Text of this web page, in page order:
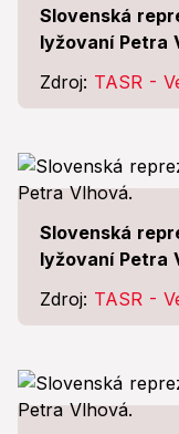
Slovenská
lyžovaní Petra
Zdroj: TASR -
Slovenská
lyžovaní Petra
Zdroj: TASR -